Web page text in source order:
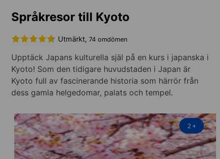
Språkresor till Kyoto
Utmärkt, 74 omdömen
Upptäck Japans kulturella själ på en kurs i japanska i
Kyoto! Som den tidigare huvudstaden i Japan är
Kyoto full av fascinerande historia som härrör från
dess gamla helgedomar, palats och tempel.
2+